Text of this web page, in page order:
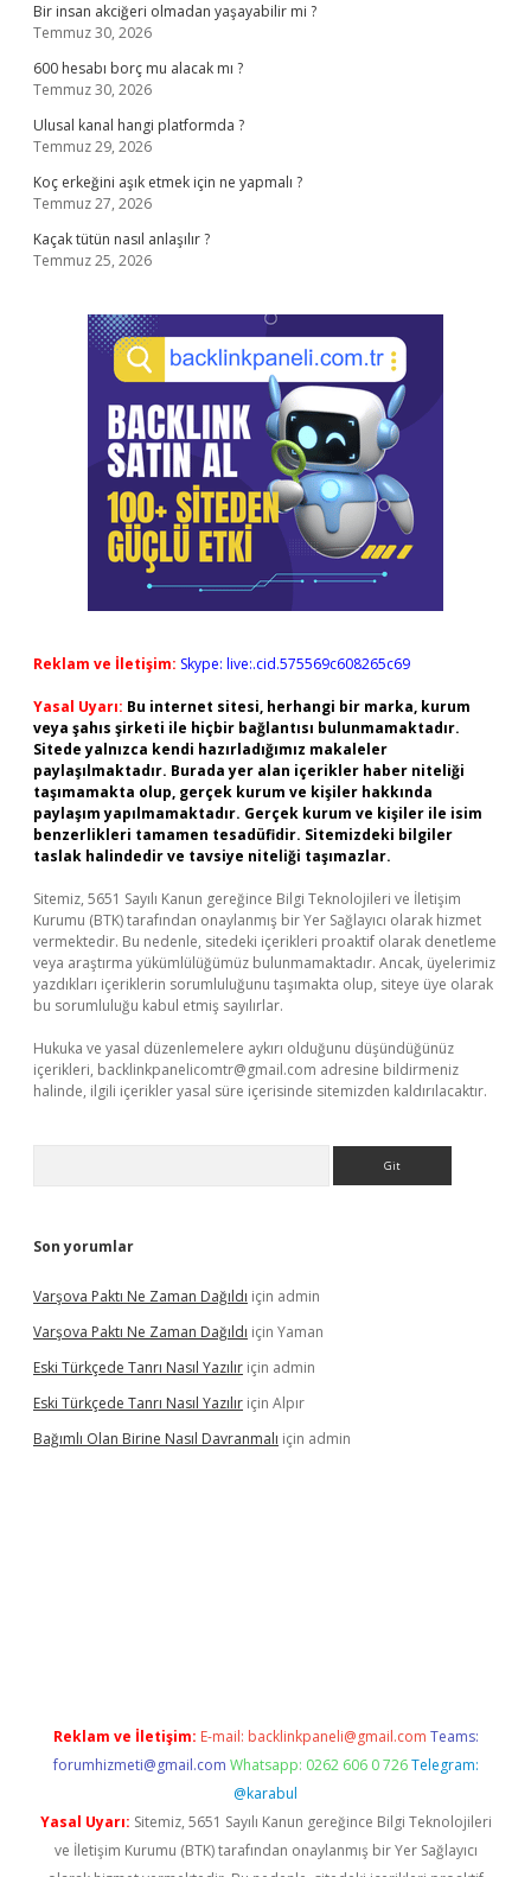
Bir insan akciğeri olmadan yaşayabilir mi ?
Temmuz 30, 2026
600 hesabı borç mu alacak mı ?
Temmuz 30, 2026
Ulusal kanal hangi platformda ?
Temmuz 29, 2026
Koç erkeğini aşık etmek için ne yapmalı ?
Temmuz 27, 2026
Kaçak tütün nasıl anlaşılır ?
Temmuz 25, 2026
Reklam ve İletişim: Skype: live:.cid.575569c608265c69
Yasal Uyarı: Bu internet sitesi, herhangi bir marka, kurum
veya şahıs şirketi ile hiçbir bağlantısı bulunmamaktadır.
Sitede yalnızca kendi hazırladığımız makaleler
paylaşılmaktadır. Burada yer alan içerikler haber niteliği
taşımamakta olup, gerçek kurum ve kişiler hakkında
paylaşım yapılmamaktadır. Gerçek kurum ve kişiler ile isim
benzerlikleri tamamen tesadüfidir. Sitemizdeki bilgiler
taslak halindedir ve tavsiye niteliği taşımazlar.
Sitemiz, 5651 Sayılı Kanun gereğince Bilgi Teknolojileri ve İletişim
Kurumu (BTK) tarafından onaylanmış bir Yer Sağlayıcı olarak hizmet
vermektedir. Bu nedenle, sitedeki içerikleri proaktif olarak denetleme
veya araştırma yükümlülüğümüz bulunmamaktadır. Ancak, üyelerimiz
yazdıkları içeriklerin sorumluluğunu taşımakta olup, siteye üye olarak
bu sorumluluğu kabul etmiş sayılırlar.
Hukuka ve yasal düzenlemelere aykırı olduğunu düşündüğünüz
içerikleri, backlinkpanelicomtr@gmail.com adresine bildirmeniz
halinde, ilgili içerikler yasal süre içerisinde sitemizden kaldırılacaktır.
Son yorumlar
Varşova Paktı Ne Zaman Dağıldı için admin
Varşova Paktı Ne Zaman Dağıldı için Yaman
Eski Türkçede Tanrı Nasıl Yazılır için admin
Eski Türkçede Tanrı Nasıl Yazılır için Alpır
Bağımlı Olan Birine Nasıl Davranmalı için admin
Reklam ve İletişim: E-mail: backlinkpaneli@gmail.com Teams:
forumhizmeti@gmail.com Whatsapp: 0262 606 0 726 Telegram:
@karabul
Yasal Uyarı: Sitemiz, 5651 Sayılı Kanun gereğince Bilgi Teknolojileri
ve İletişim Kurumu (BTK) tarafından onaylanmış bir Yer Sağlayıcı